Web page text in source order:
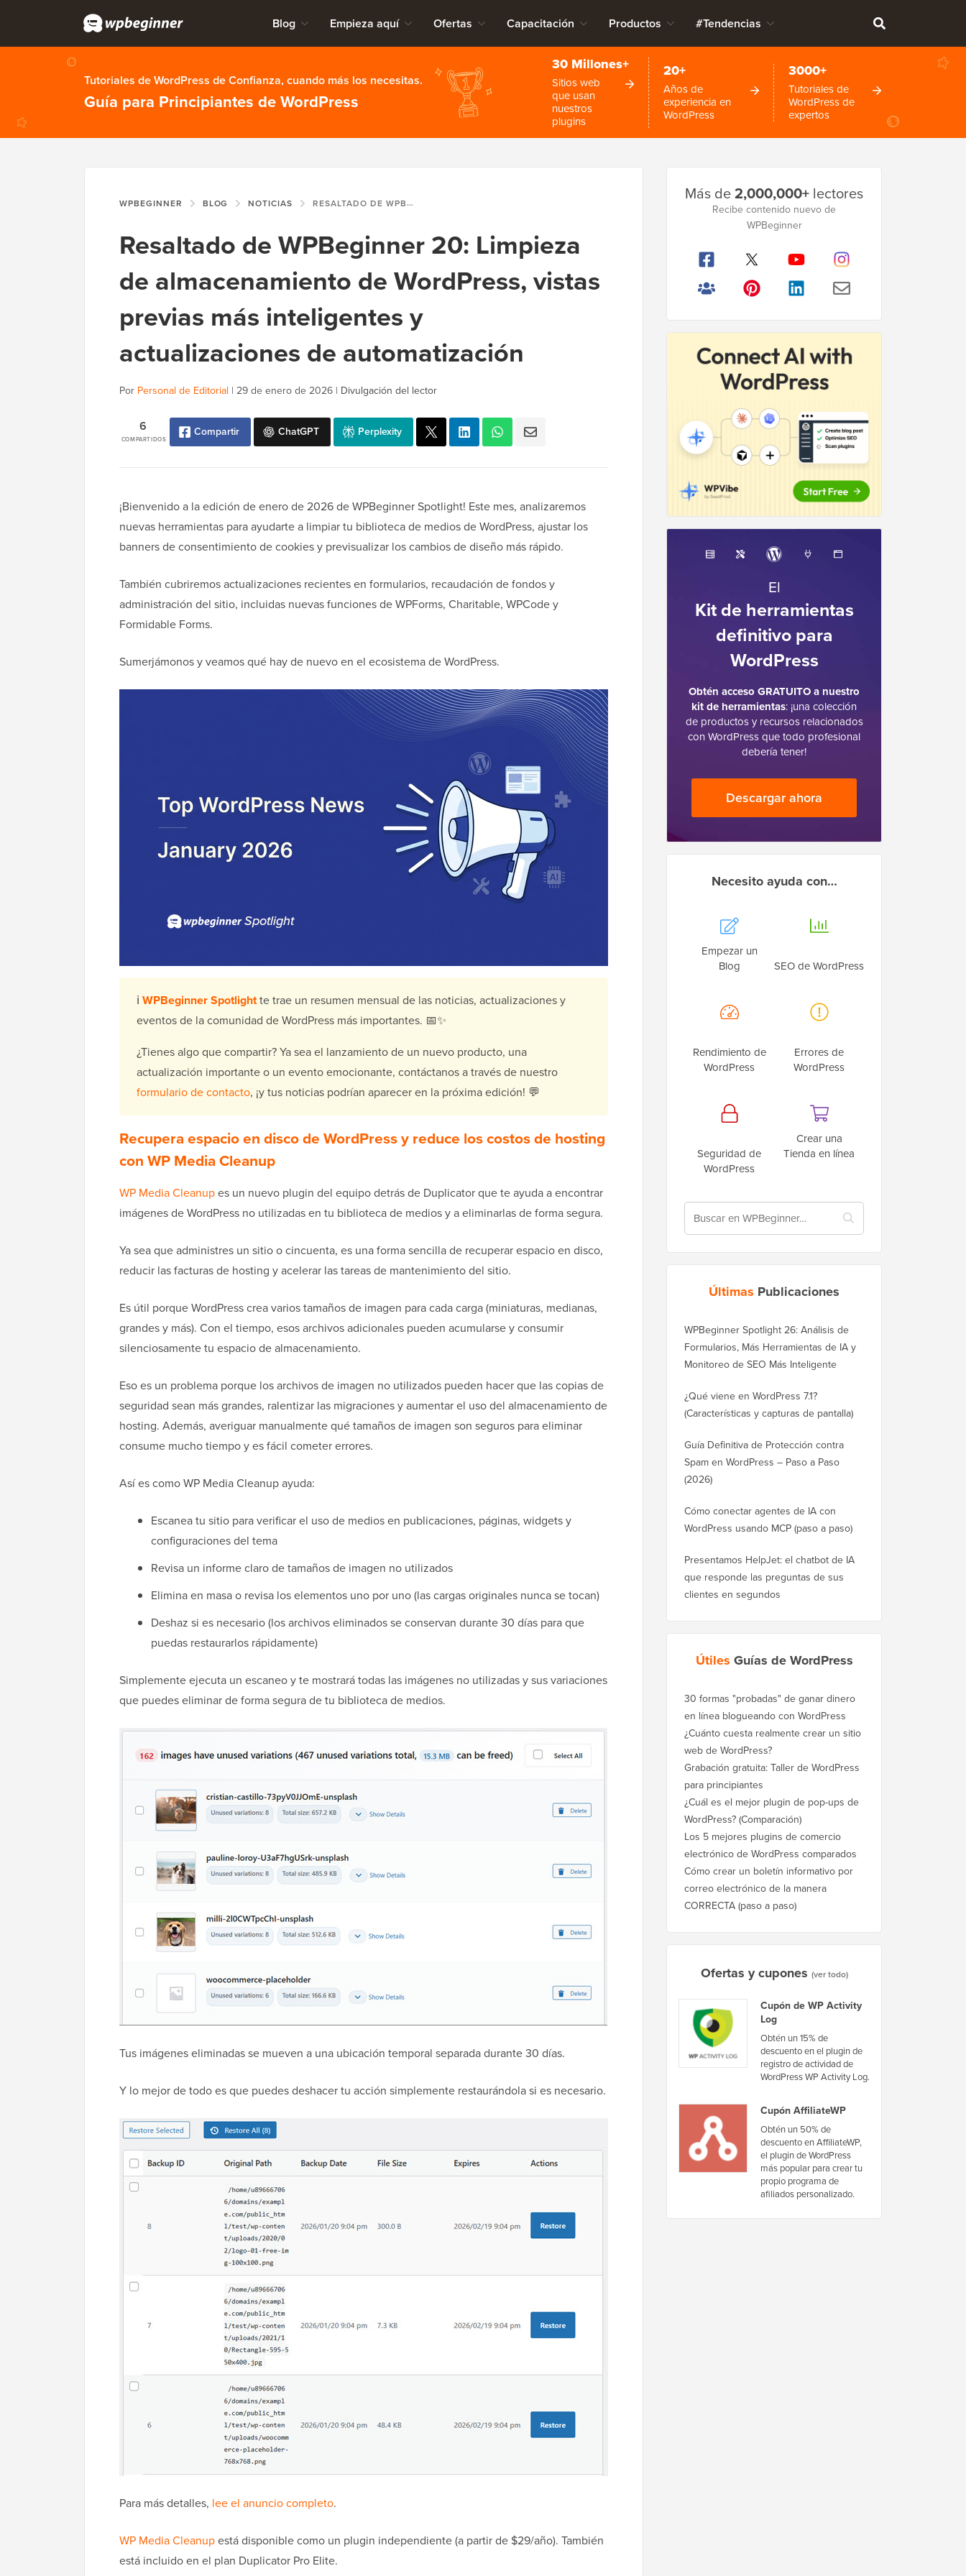
Blog Empieza aquí Ofertas Capacitación Productos #Tendencias
Tutoriales de WordPress de Confianza, cuando más los necesitas.
Guía para Principiantes de WordPress
30 Millones+
Sitios web
que usan
nuestros
plugins
20+
Años de
experiencia en
WordPress
3000+
Tutoriales de
WordPress de
expertos
WPBEGINNER BLOG NOTICIAS RESALTADO DE WPBEGINNER 20: LIMPIEZA DE ALMACENAMIENTO DE WORDPRESS, VISTAS PREVIAS MÁS INTELIGENTES Y ACTUALIZACIONES DE AUTOMATIZACIÓN
Resaltado de WPBeginner 20: Limpieza
de almacenamiento de WordPress, vistas
previas más inteligentes y
actualizaciones de automatización
Por Personal de Editorial | 29 de enero de 2026 | Divulgación del lector
COMPARTIDOS
6 Compartir ChatGPT Perplexity
¡Bienvenido a la edición de enero de 2026 de WPBeginner Spotlight! Este mes, analizaremos
nuevas herramientas para ayudarte a limpiar tu biblioteca de medios de WordPress, ajustar los
banners de consentimiento de cookies y previsualizar los cambios de diseño más rápido.
También cubriremos actualizaciones recientes en formularios, recaudación de fondos y
administración del sitio, incluidas nuevas funciones de WPForms, Charitable, WPCode y
Formidable Forms.
Sumerjámonos y veamos qué hay de nuevo en el ecosistema de WordPress.
ℹ️ WPBeginner Spotlightte trae un resumen mensual de las noticias, actualizaciones y
eventos de la comunidad de WordPress más importantes. 📅✨
¿Tienes algo que compartir? Ya sea el lanzamiento de un nuevo producto, una
actualización importante o un evento emocionante, contáctanos a través de nuestro
formulario de contacto, ¡y tus noticias podrían aparecer en la próxima edición! 💬
Recupera espacio en disco de WordPress y reduce los costos de hosting
con WP Media Cleanup
WP Media Cleanupes un nuevo plugin del equipo detrás de Duplicator que te ayuda a encontrar
imágenes de WordPress no utilizadas en tu biblioteca de medios y a eliminarlas de forma segura.
Ya sea que administres un sitio o cincuenta, es una forma sencilla de recuperar espacio en disco,
reducir las facturas de hosting y acelerar las tareas de mantenimiento del sitio.
Es útil porque WordPress crea varios tamaños de imagen para cada carga (miniaturas, medianas,
grandes y más). Con el tiempo, esos archivos adicionales pueden acumularse y consumir
silenciosamente tu espacio de almacenamiento.
Eso es un problema porque los archivos de imagen no utilizados pueden hacer que las copias de
seguridad sean más grandes, ralentizar las migraciones y aumentar el uso del almacenamiento de
hosting. Además, averiguar manualmente qué tamaños de imagen son seguros para eliminar
consume mucho tiempo y es fácil cometer errores.
Así es como WP Media Cleanup ayuda:
Escanea tu sitio para verificar el uso de medios en publicaciones, páginas, widgets y
configuraciones del tema
Revisa un informe claro de tamaños de imagen no utilizados
Elimina en masa o revisa los elementos uno por uno (las cargas originales nunca se tocan)
Deshaz si es necesario (los archivos eliminados se conservan durante 30 días para que
puedas restaurarlos rápidamente)
Simplemente ejecuta un escaneo y te mostrará todas las imágenes no utilizadas y sus variaciones
que puedes eliminar de forma segura de tu biblioteca de medios.
Tus imágenes eliminadas se mueven a una ubicación temporal separada durante 30 días.
Y lo mejor de todo es que puedes deshacer tu acción simplemente restaurándola si es necesario.
Para más detalles, lee el anuncio completo.
WP Media Cleanupestá disponible como un plugin independiente (a partir de $29/año). También
está incluido en el plan Duplicator Pro Elite.
lateral
Más de2,000,000+ lectores
Recibe contenido nuevo de
WPBeginner
El
Kit de herramientas
definitivo para
WordPress
Obtén acceso GRATUITO a nuestro
kit de herramientas: ¡una colección
de productos y recursos relacionados
con WordPress que todo profesional
debería tener!
Descargar ahora
Necesito ayuda con…
Empezar un
Blog
SEO de WordPress
Rendimiento de
WordPress
Errores de
WordPress
Seguridad de
WordPress
Crear una
Tienda en línea
Últimas Publicaciones
WPBeginner Spotlight 26: Análisis de
Formularios, Más Herramientas de IA y
Monitoreo de SEO Más Inteligente
¿Qué viene en WordPress 7.1?
(Características y capturas de pantalla)
Guía Definitiva de Protección contra
Spam en WordPress – Paso a Paso
(2026)
Cómo conectar agentes de IA con
WordPress usando MCP (paso a paso)
Presentamos HelpJet: el chatbot de IA
que responde las preguntas de sus
clientes en segundos
Útiles Guías de WordPress
30 formas "probadas" de ganar dinero
en línea blogueando con WordPress
¿Cuánto cuesta realmente crear un sitio
web de WordPress?
Grabación gratuita: Taller de WordPress
para principiantes
¿Cuál es el mejor plugin de pop-ups de
WordPress? (Comparación)
Los 5 mejores plugins de comercio
electrónico de WordPress comparados
Cómo crear un boletín informativo por
correo electrónico de la manera
CORRECTA (paso a paso)
Ofertas y cupones (ver todo)
Cupón de WP Activity
Log
Obtén un 15% de
descuento en el plugin de
registro de actividad de
WordPress WP Activity Log.
Cupón AffiliateWP
Obtén un 50% de
descuento en AffiliateWP,
el plugin de WordPress
más popular para crear tu
propio programa de
afiliados personalizado.